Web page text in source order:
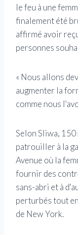
le feu à une
finalement été
affirmé avoir
personnes
« Nous allons
augmenter la
comme nous
Selon Sliwa,
patrouiller à la
Avenue où la
fournir des
sans-abri et à
perturbés tout
de New York.